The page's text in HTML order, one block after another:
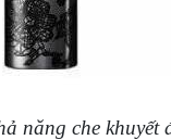
năng che khuyết